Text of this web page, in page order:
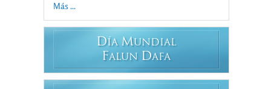
Más ...
DÍA MUNDIAL
FALUN DAFA